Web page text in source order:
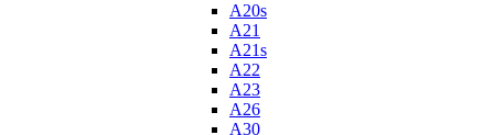
A20s
A21
A21s
A22
A23
A26
A30